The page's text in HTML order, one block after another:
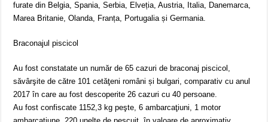
furate din Belgia, Spania, Serbia, Elveția, Austria, Italia, Danemarca,
Marea Britanie, Olanda, Franța, Portugalia și Germania.
Braconajul piscicol
Au fost constatate un număr de 65 cazuri de braconaj piscicol,
săvârşite de către 101 cetăţeni români și bulgari, comparativ cu anul
2017 în care au fost descoperite 26 cazuri cu 40 persoane.
Au fost confiscate 1152,3 kg peşte, 6 ambarcaţiuni, 1 motor